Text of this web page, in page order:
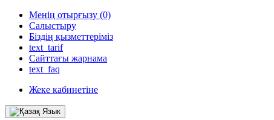
Менің отырғызу (0)
Салыстыру
Біздің қызметтеріміз
text_tarif
Сайттағы жарнама
text_faq
Жеке кабинетіне
Язык